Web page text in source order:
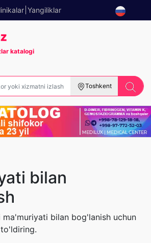
Yangiliklar
katalogi
Toshkent
bilan
bilan bog'lanish uchun